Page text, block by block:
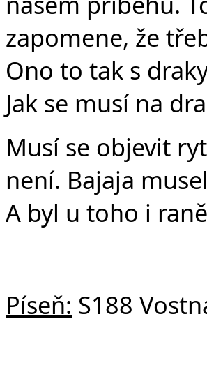
zapomene, že
Ono to tak s
Jak se musí na
Musí se objevit
není. Bajaja
A byl u toho i
Píseň: S188